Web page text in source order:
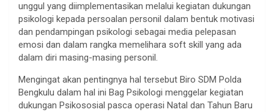
unggul yang diimplementasikan melalui kegiatan dukungan
psikologi kepada persoalan personil dalam bentuk motivasi
dan pendampingan psikologi sebagai media pelepasan
emosi dan dalam rangka memelihara soft skill yang ada
dalam diri masing-masing personil.
Mengingat akan pentingnya hal tersebut Biro SDM Polda
Bengkulu dalam hal ini Bag Psikologi menggelar kegiatan
dukungan Psikososial pasca operasi Natal dan Tahun Baru